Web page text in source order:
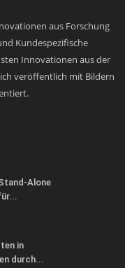
aus Forschung
Kundespezifische
Innovationen aus der
veröffentlich mit Bildern
Alone
in
durch...